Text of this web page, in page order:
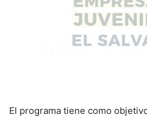
El programa tiene como